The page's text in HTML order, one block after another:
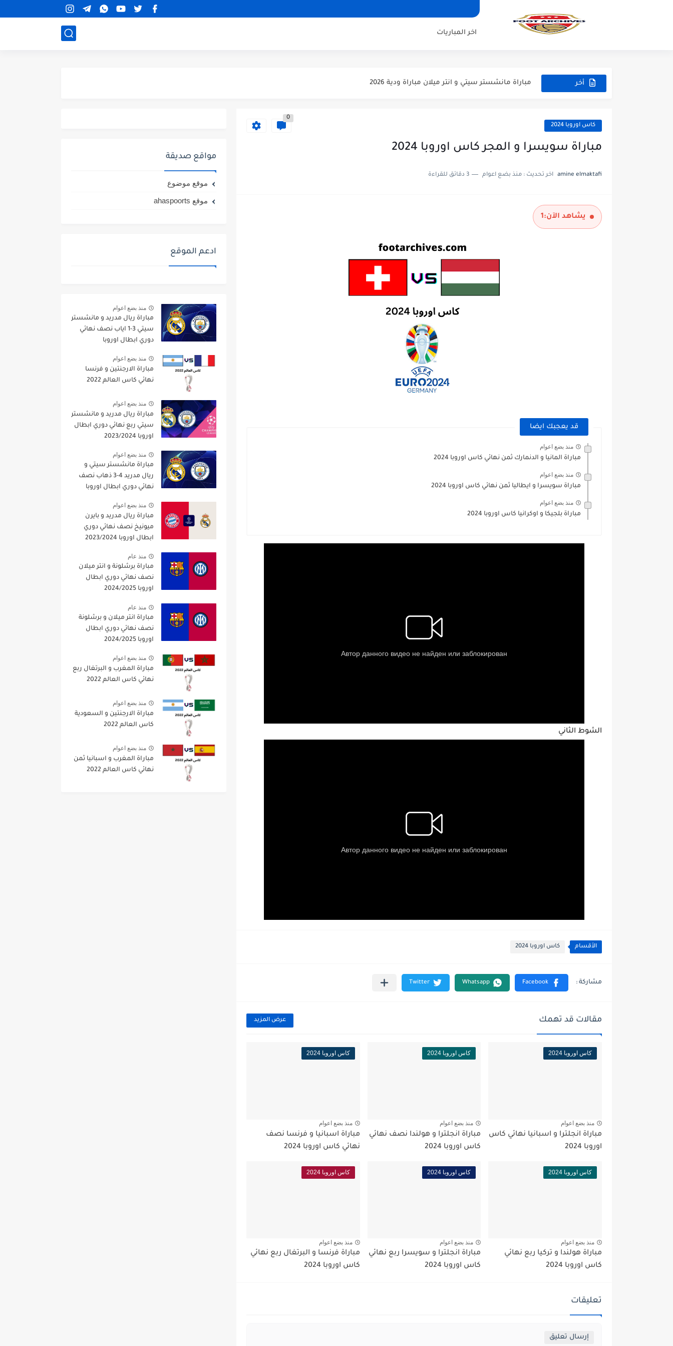
اخر المباريات
أخر
مباراة ارسنال و جيرونا مباراة ودية 2026
مباراة برشلونة و بيرمنغهام مباراة ودية 2026
مباراة الارجنتين و اسبانيا نهائي كاس العالم 2026
كاس اوروبا 2024
0
مباراة سويسرا و المجر كاس اوروبا 2024
amine elmaktafi اخر تحديث : منذ بضع اعوام 3 دقائق للقراءة
يشاهد الآن:1
قد يعجبك ايضا
منذ بضع اعوام
مباراة المانيا و الدنمارك ثمن نهائي كاس اوروبا 2024
منذ بضع اعوام
مباراة سويسرا و ايطاليا ثمن نهائي كاس اوروبا 2024
منذ بضع اعوام
مباراة بلجيكا و اوكرانيا كاس اوروبا 2024
الشوط الثاني
الأقسام كاس اوروبا 2024
مقالات قد تهمك عرض المزيد
كاس اوروبا 2024
منذ بضع اعوام
مباراة انجلترا و اسبانيا نهائي كاس
اوروبا 2024
كاس اوروبا 2024
منذ بضع اعوام
مباراة انجلترا و هولندا نصف نهائي
كاس اوروبا 2024
كاس اوروبا 2024
منذ بضع اعوام
مباراة اسبانيا و فرنسا نصف
نهائي كاس اوروبا 2024
كاس اوروبا 2024
منذ بضع اعوام
مباراة هولندا و تركيا ربع نهائي
كاس اوروبا 2024
كاس اوروبا 2024
منذ بضع اعوام
مباراة انجلترا و سويسرا ربع نهائي
كاس اوروبا 2024
كاس اوروبا 2024
منذ بضع اعوام
مباراة فرنسا و البرتغال ربع نهائي
كاس اوروبا 2024
تعليقات
إرسال تعليق
مواقع صديقة
موقع موضوع
موقع ahaspoorts
ادعم الموقع
منذ بضع اعوام
مباراة ريال مدريد و مانشستر
سيتي 3-1 اياب نصف نهائي
دوري ابطال اوروبا
منذ بضع اعوام
مباراة الارجنتين و فرنسا
نهائي كاس العالم 2022
منذ بضع اعوام
مباراة ريال مدريد و مانشستر
سيتي ربع نهائي دوري ابطال
اوروبا 2023/2024
منذ بضع اعوام
مباراة مانشستر سيتي و
ريال مدريد 4-3 ذهاب نصف
نهائي دوري ابطال اوروبا
منذ بضع اعوام
مباراة ريال مدريد و بايرن
ميونيخ نصف نهائي دوري
ابطال اوروبا 2023/2024
منذ عام
مباراة برشلونة و انتر ميلان
نصف نهائي دوري ابطال
اوروبا 2024/2025
منذ عام
مباراة انتر ميلان و برشلونة
نصف نهائي دوري ابطال
اوروبا 2024/2025
منذ بضع اعوام
مباراة المغرب و البرتغال ربع
نهائي كاس العالم 2022
منذ بضع اعوام
مباراة الارجنتين و السعودية
كاس العالم 2022
منذ بضع اعوام
مباراة المغرب و اسبانيا ثمن
نهائي كاس العالم 2022